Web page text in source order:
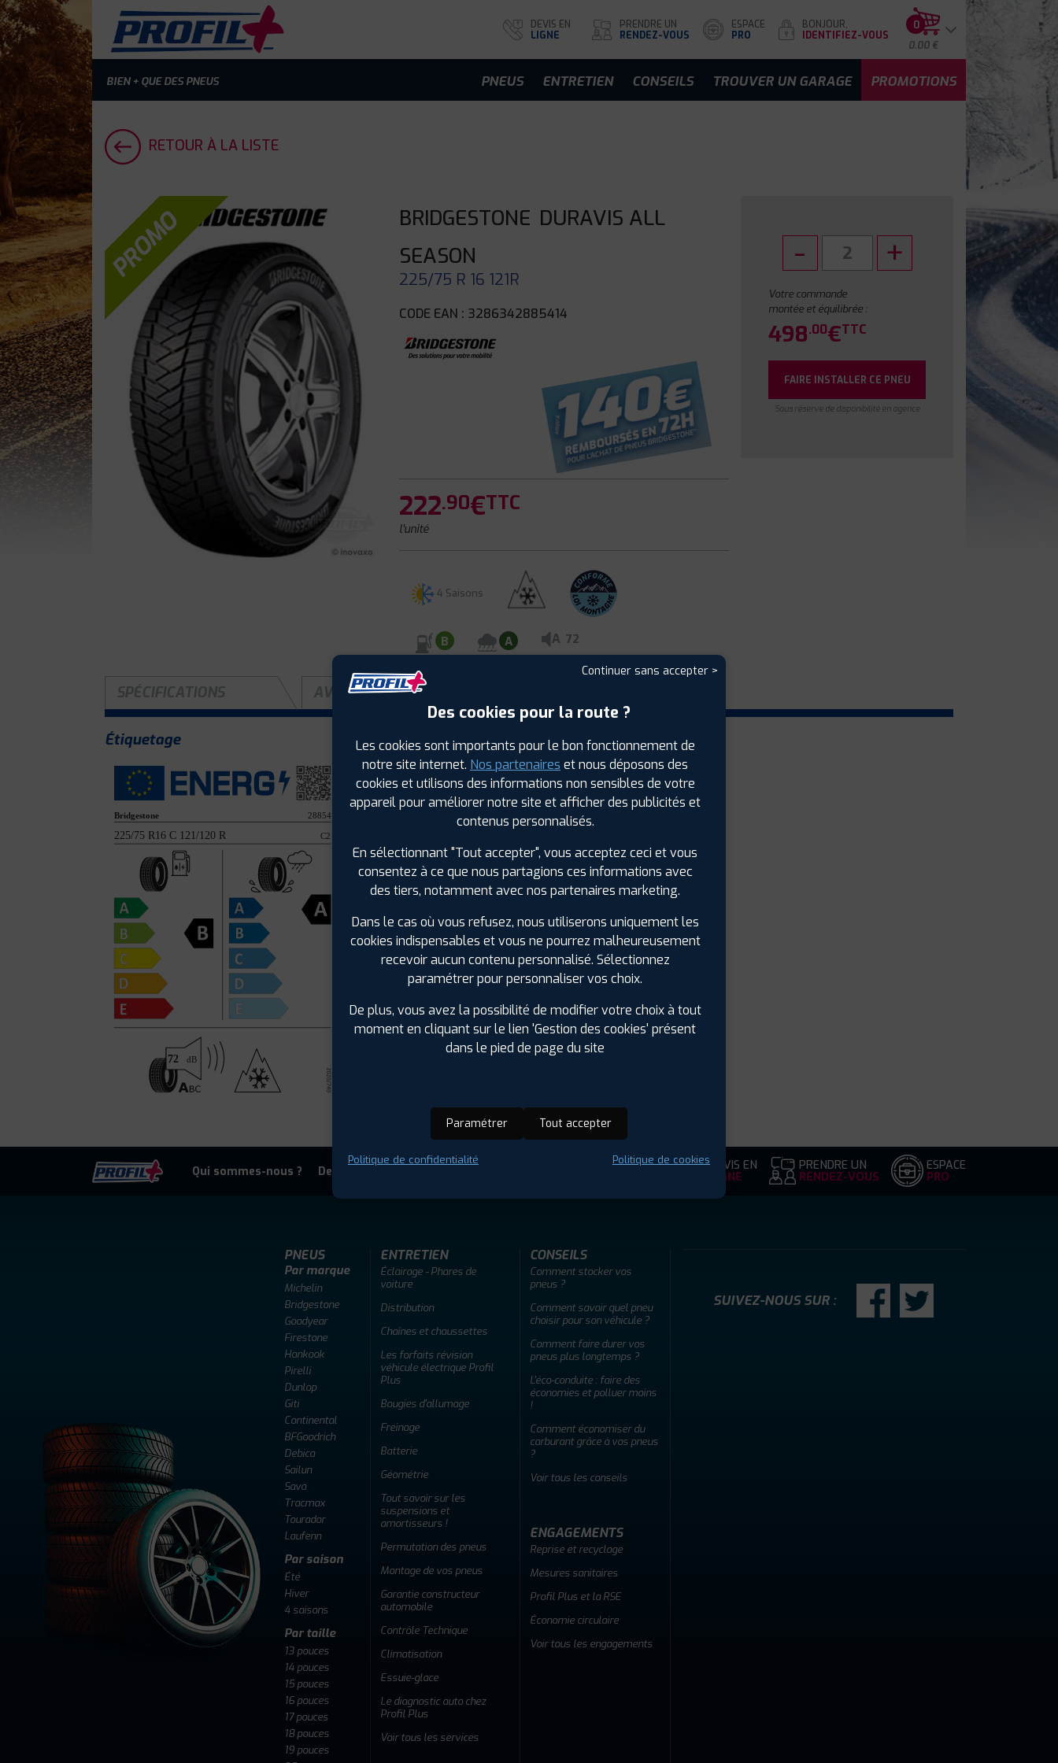
BIEN + QUE DES PNEUS
DEVIS EN
LIGNE
PRENDRE UN
RENDEZ-VOUS
ESPACE
PRO
BONJOUR,
IDENTIFIEZ-VOUS
0
0.00 €
PNEUS ENTRETIEN CONSEILS TROUVER UN GARAGE PROMOTIONS
RETOUR À LA LISTE
PROMO BRIDGESTONE DURAVIS ALL
SEASON
225/75 R 16 121R
CODE EAN : 3286342885414
222.90€TTC
l'unité
4 Saisons
B A A 72
Votre commande
montée et équilibrée :
498.00€TTC
FAIRE INSTALLER CE PNEU
Sous réserve de disponibilité en agence
SPÉCIFICATIONS AVIS CLIENTS
Étiquetage
Saison : 4 Saisons
Runflat :Non
Largeur :225
Charge :121
Vitesse :R
Bruit de roulement externe :72
Résistance au roulement :B
Adhérence sur sol mouillé :A
Code EAN :3286342885414
Qui sommes-nous ? Devenir adherent DEVIS EN
LIGNE
PRENDRE UN
RENDEZ-VOUS
ESPACE
PRO
PNEUS
Par marque
Michelin
Bridgestone
Goodyear
Firestone
Hankook
Pirelli
Dunlop
Giti
Continental
BFGoodrich
Debica
Sailun
Sava
Tracmax
Tourador
Laufenn
Par saison
Été
Hiver
4 saisons
Par taille
13 pouces
14 pouces
15 pouces
16 pouces
17 pouces
18 pouces
19 pouces
ENTRETIEN
Éclairage - Phares de
voiture
Distribution
Chaînes et chaussettes
Les forfaits révision
véhicule électrique Profil
Plus
Bougies d'allumage
Freinage
Batterie
Géométrie
Tout savoir sur les
suspensions et
amortisseurs !
Permutation des pneus
Montage de vos pneus
Garantie constructeur
automobile
Contrôle Technique
Climatisation
Essuie-glace
Le diagnostic auto chez
Profil Plus
Voir tous les services
CONSEILS
Comment stocker vos
pneus ?
Comment savoir quel pneu
choisir pour son véhicule ?
Comment faire durer vos
pneus plus longtemps ?
L'éco-conduite : faire des
économies et polluer moins
!
Comment économiser du
carburant grâce à vos pneus
?
Voir tous les conseils
ENGAGEMENTS
Reprise et recyclage
Mesures sanitaires
Profil Plus et la RSE
Économie circulaire
Voir tous les engagements
SUIVEZ-NOUS SUR :
Continuer sans accepter >
Des cookies pour la route ?
Les cookies sont importants pour le bon fonctionnement de
notre site internet. Nos partenaires et nous déposons des
cookies et utilisons des informations non sensibles de votre
appareil pour améliorer notre site et afficher des publicités et
contenus personnalisés.
En sélectionnant "Tout accepter", vous acceptez ceci et vous
consentez à ce que nous partagions ces informations avec
des tiers, notamment avec nos partenaires marketing.
Dans le cas où vous refusez, nous utiliserons uniquement les
cookies indispensables et vous ne pourrez malheureusement
recevoir aucun contenu personnalisé. Sélectionnez
paramétrer pour personnaliser vos choix.
De plus, vous avez la possibilité de modifier votre choix à tout
moment en cliquant sur le lien 'Gestion des cookies' présent
dans le pied de page du site
Paramétrer Tout accepter
Politique de confidentialité Politique de cookies